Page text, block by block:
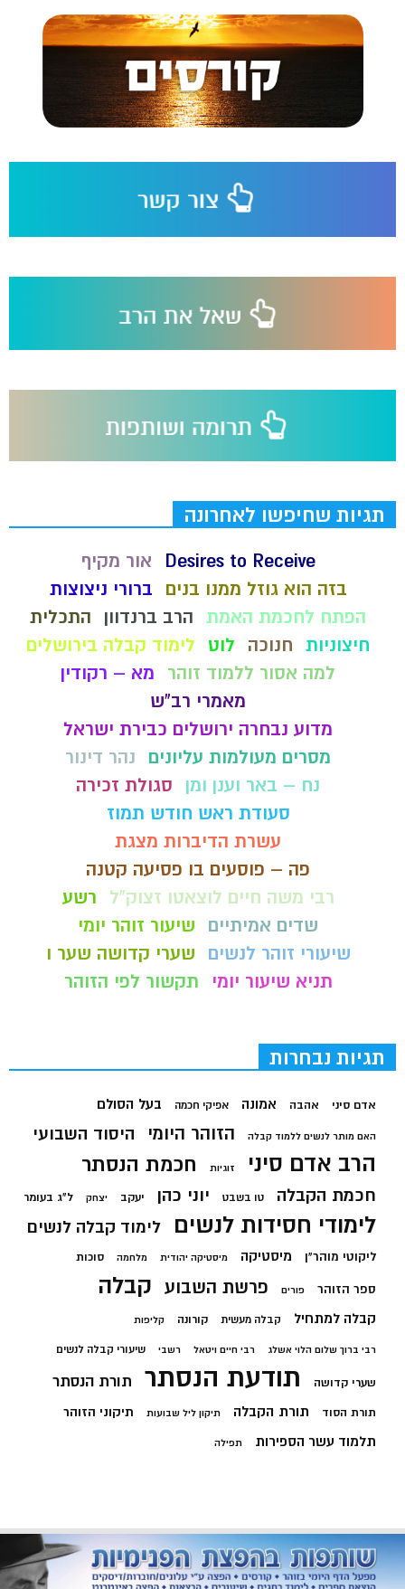
תגיות שחיפשו לאחרונה
Desires to Receive
אור מקיף
בזה הוא גוזל ממנו בנים
ברורי ניצוצות
הפתח לחכמת האמת הרב ברנדוון
התכלית
חיצוניות חנוכה לוט
לימוד קבלה בירושלים
למה אסור ללמוד זוהר
מא – רקודין
מאמרי רב"ש
מדוע נבחרה ירושלים כבירת ישראל
מסרים מעולמות עליונים
נהר דינור
נח – באר וענן ומן
סגולת זכירה
סעודת ראש חודש תמוז
עשרת הדיברות מצגת
פה – פוסעים בו פסיעה קטנה
רבי משה חיים לוצאטו זצוק"ל
רשע
שדים אמיתיים
שיעור זוהר יומי
שיעורי זוהר לנשים
שערי קדושה שער ו
תניא שיעור יומי
תקשור לפי הזוהר
תגיות נבחרות
אדם סיני אהבה אמונה אפיקי חכמה בעל הסולם
האם מותר לנשים ללמוד קבלה הזוהר היומי היסוד השבועי
הרב אדם סיני זוגיות חכמת הנסתר
חכמת הקבלה טו בשבט יוני כהן יעקב יצחק ל"ג בעומר
לימודי חסידות לנשים לימוד קבלה לנשים
ליקוטי מוהר"ן מיסטיקה מיסטיקה יהודית מלחמה סוכות
ספר הזוהר פורים פרשת השבוע קבלה
קבלה למתחיל קבלה מעשית קורונה קליפות
רבי ברוך שלום הלוי אשלג רבי חיים ויטאל רשבי שיעורי קבלה לנשים
שערי קדושה תודעת הנסתר תורת הנסתר
תורת הסוד תורת הקבלה תיקון ליל שבועות תיקוני הזוהר
תלמוד עשר הספירות תפילה